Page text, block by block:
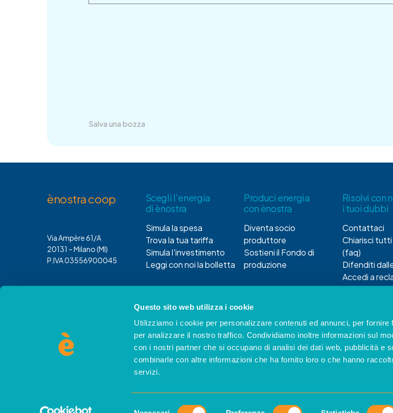
Questo sito web utilizza i cookie
Utilizziamo i cookie per personalizzare contenuti ed annunci, per fornire
per analizzare il nostro traffico. Condividiamo inoltre informazioni sul
con i nostri partner che si occupano di analisi dei dati web, pubblicità e
combinarle con altre informazioni che ha fornito loro o che hanno
servizi.
Salva una bozza
ènostra coop
Via Ampère 61/A
20131 – Milano (MI)
P.IVA 03556900045
Scegli l'energia
di ènostra
Simula la spesa
Trova la tua tariffa
Simula l'investimento
Leggi con noi la bolletta
Produci energia
con ènostra
Diventa socio
produttore
Sostieni il Fondo di
produzione
Risolvi con
i tuoi dubbi
Contattaci
Chiarisci
(faq)
Difenditi
Accedi a
servizio di
© 2025 ènostra. Tutti i diritti riservati